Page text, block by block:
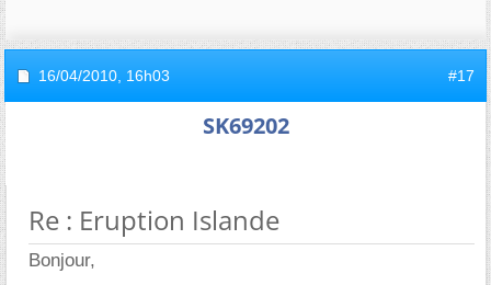
16/04/2010, 16h03 #17
SK69202
Re : Eruption Islande
Bonjour,